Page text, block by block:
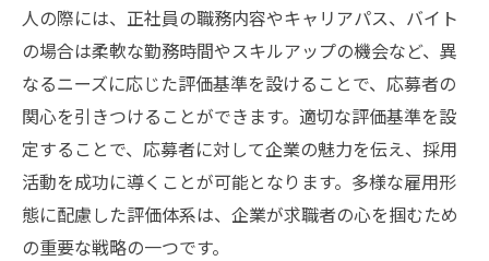
成長を促進する評価基準の活用事例
バイト応募者の可能性を広げる評価基準
企業文化に合致した評価基準の運用方法
応募者が評価基準に期待する透明性とは
透明性が求職者に与える安心感
信頼を築くための評価基準の開示方法
応募者との信頼関係を構築するための透明
人の際には、正社員の職務内容やキャリアパス、バイト
の場合は柔軟な勤務時間やスキルアップの機会など、異
なるニーズに応じた評価基準を設けることで、応募者の
関心を引きつけることができます。適切な評価基準を設
定することで、応募者に対して企業の魅力を伝え、採用
活動を成功に導くことが可能となります。多様な雇用形
態に配慮した評価体系は、企業が求職者の心を掴むため
の重要な戦略の一つです。